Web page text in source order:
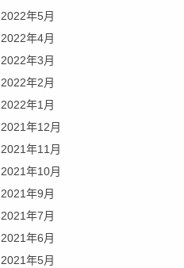
2022年5月
2022年4月
2022年3月
2022年2月
2022年1月
2021年12月
2021年11月
2021年10月
2021年9月
2021年7月
2021年6月
2021年5月